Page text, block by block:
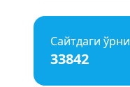
Сайтдаги ўрни
33842